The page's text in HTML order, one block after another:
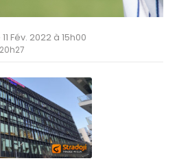
Fév. 2022 à 15h00